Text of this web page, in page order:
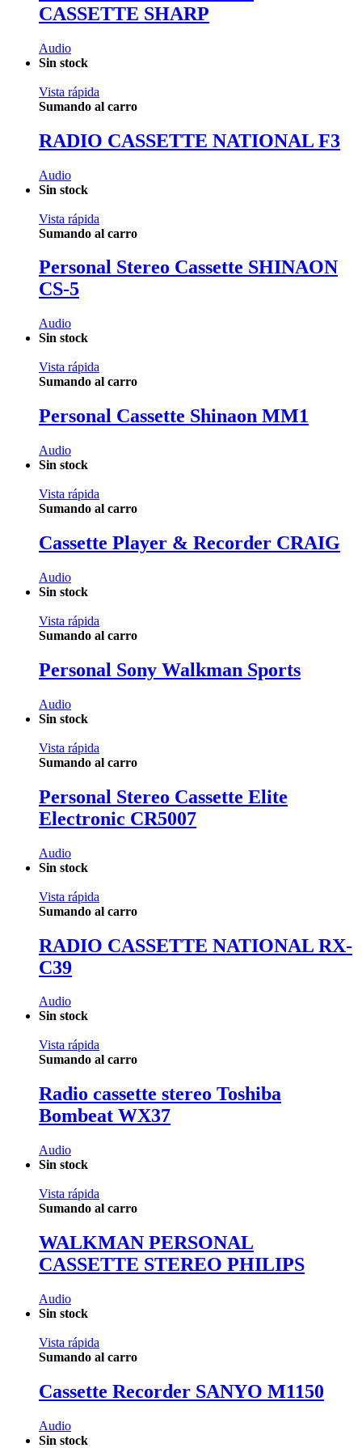
CASSETTE SHARP
Audio
Sin stock
Vista rápida
Sumando al carro
RADIO CASSETTE NATIONAL F3
Audio
Sin stock
Vista rápida
Sumando al carro
Personal Stereo Cassette SHINAON
CS-5
Audio
Sin stock
Vista rápida
Sumando al carro
Personal Cassette Shinaon MM1
Audio
Sin stock
Vista rápida
Sumando al carro
Cassette Player & Recorder CRAIG
Audio
Sin stock
Vista rápida
Sumando al carro
Personal Sony Walkman Sports
Audio
Sin stock
Vista rápida
Sumando al carro
Personal Stereo Cassette Elite
Electronic CR5007
Audio
Sin stock
Vista rápida
Sumando al carro
RADIO CASSETTE NATIONAL RX-
C39
Audio
Sin stock
Vista rápida
Sumando al carro
Radio cassette stereo Toshiba
Bombeat WX37
Audio
Sin stock
Vista rápida
Sumando al carro
WALKMAN PERSONAL
CASSETTE STEREO PHILIPS
Audio
Sin stock
Vista rápida
Sumando al carro
Cassette Recorder SANYO M1150
Audio
Sin stock